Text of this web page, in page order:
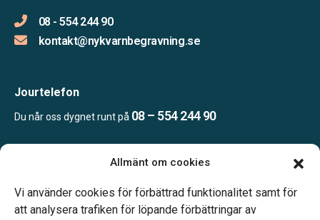
Allmänt om cookies
Vi använder cookies för förbättrad funktionalitet samt för
att analysera trafiken för löpande förbättringar av
08 - 554 244 90
kontakt@nykvarnbegravning.se
Jourtelefon
Du når oss dygnet runt på 08 – 554 244 90
Mån & Ons: 13.30 – 16.30
Annan tid efter överenskommelse